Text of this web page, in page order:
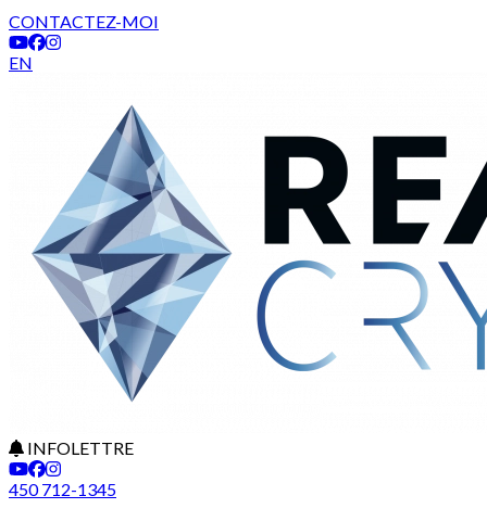
CONTACTEZ-MOI
EN
INFOLETTRE
450 712-1345